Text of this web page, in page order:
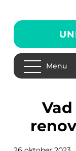
Menu
vad kostar det att